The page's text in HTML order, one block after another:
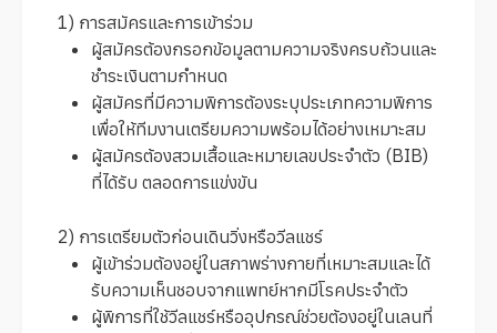
1) การสมัครและการเข้าร่วม
ผู้สมัครต้องกรอกข้อมูลตามความจริงครบถ้วนและ
ชำระเงินตามกำหนด
ผู้สมัครที่มีความพิการต้องระบุประเภทความพิการ
เพื่อให้ทีมงานเตรียมความพร้อมได้อย่างเหมาะสม
ผู้สมัครต้องสวมเสื้อและหมายเลขประจำตัว (BIB)
ที่ได้รับ ตลอดการแข่งขัน
2) การเตรียมตัวก่อนเดินวิ่งหรือวีลแชร์
ผู้เข้าร่วมต้องอยู่ในสภาพร่างกายที่เหมาะสมและได้
รับความเห็นชอบจากแพทย์หากมีโรคประจำตัว
ผู้พิการที่ใช้วีลแชร์หรืออุปกรณ์ช่วยต้องอยู่ในเลนที่